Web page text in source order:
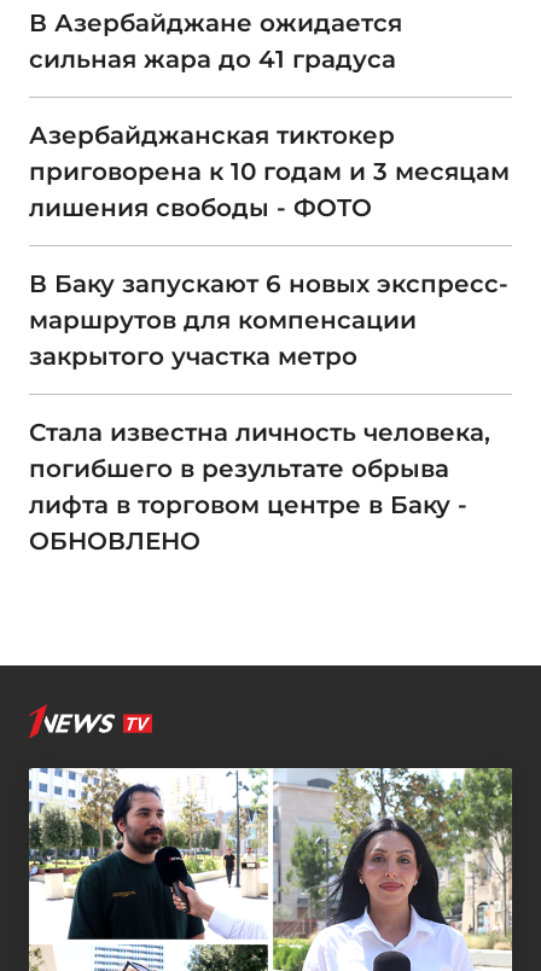
В Азербайджане ожидается
сильная жара до 41 градуса
Азербайджанская тиктокер
приговорена к 10 годам и 3 месяцам
лишения свободы - ФОТО
В Баку запускают 6 новых экспресс-
маршрутов для компенсации
закрытого участка метро
Стала известна личность человека,
погибшего в результате обрыва
лифта в торговом центре в Баку -
ОБНОВЛЕНО